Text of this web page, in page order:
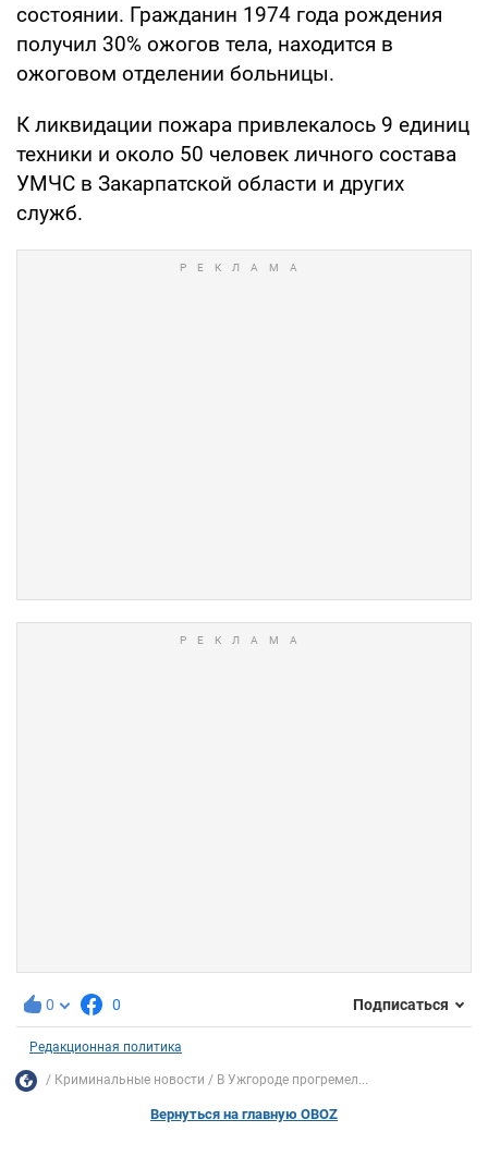
состоянии. Гражданин 1974 года рождения
получил 30% ожогов тела, находится в
ожоговом отделении больницы.
К ликвидации пожара привлекалось 9 единиц
техники и около 50 человек личного состава
УМЧС в Закарпатской области и других
служб.
0 0 Подписаться
Редакционная политика
Криминальные новости В Ужгороде прогремел...
Вернуться на главную OBOZ